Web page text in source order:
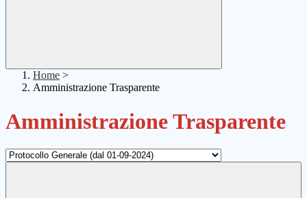
Home >
Amministrazione Trasparente
Amministrazione Trasparente